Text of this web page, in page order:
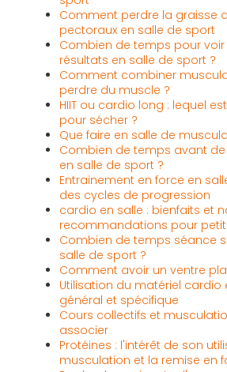
Comment perdre la graisse
pectoraux en salle de sport
Combien de temps pour voir
résultats en salle de sport ?
Comment combiner
perdre du muscle ?
HIIT ou cardio long : lequel
pour sécher ?
Que faire en salle de
Combien de temps avant
en salle de sport ?
Entrainement en force en
des cycles de progression
cardio en salle : bienfaits et
recommandations pour
Combien de temps séance
salle de sport ?
Comment avoir un ventre
Utilisation du matériel cardio
général et spécifique
Cours collectifs et
associer
Protéines : l'intérêt de son
musculation et la remise en